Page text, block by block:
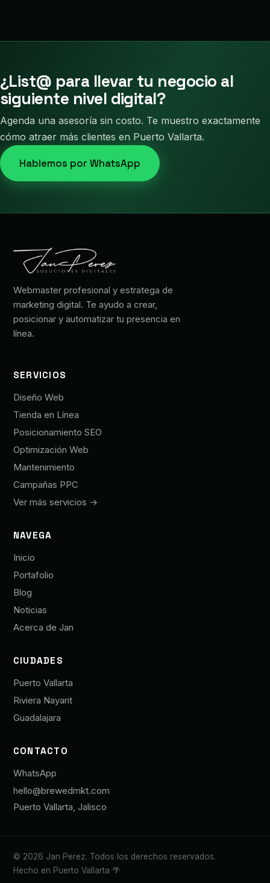
¿List@ para llevar tu negocio al
siguiente nivel digital?
Agenda una asesoría sin costo. Te muestro exactamente
cómo atraer más clientes en Puerto Vallarta.
Hablemos por WhatsApp
Webmaster profesional y estratega de
marketing digital. Te ayudo a crear,
posicionar y automatizar tu presencia en
línea.
SERVICIOS
Diseño Web
Tienda en Línea
Posicionamiento SEO
Optimización Web
Mantenimiento
Campañas PPC
Ver más servicios →
NAVEGA
Inicio
Portafolio
Blog
Noticias
Acerca de Jan
CIUDADES
Puerto Vallarta
Riviera Nayarit
Guadalajara
CONTACTO
WhatsApp
hello@brewedmkt.com
Puerto Vallarta, Jalisco
© 2026 Jan Perez. Todos los derechos reservados.
Hecho en Puerto Vallarta 🌴